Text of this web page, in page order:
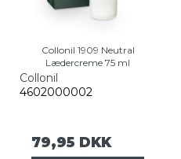
Collonil 1909 Neutral
Lædercreme 75 ml
Collonil
4602000002
79,95 DKK